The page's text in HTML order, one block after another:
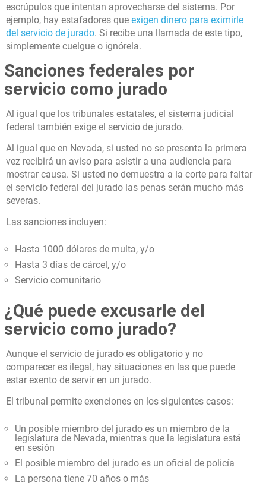
escrúpulos que intentan aprovecharse del sistema. Por
ejemplo, hay estafadores que exigen dinero para eximirle
del servicio de jurado. Si recibe una llamada de este tipo,
simplemente cuelgue o ignórela.
Sanciones federales por
servicio como jurado
Al igual que los tribunales estatales, el sistema judicial
federal también exige el servicio de jurado.
Al igual que en Nevada, si usted no se presenta la primera
vez recibirá un aviso para asistir a una audiencia para
mostrar causa. Si usted no demuestra a la corte para faltar
el servicio federal del jurado las penas serán mucho más
severas.
Las sanciones incluyen:
Hasta 1000 dólares de multa, y/o
Hasta 3 días de cárcel, y/o
Servicio comunitario
¿Qué puede excusarle del
servicio como jurado?
Aunque el servicio de jurado es obligatorio y no
comparecer es ilegal, hay situaciones en las que puede
estar exento de servir en un jurado.
El tribunal permite exenciones en los siguientes casos:
Un posible miembro del jurado es un miembro de la
legislatura de Nevada, mientras que la legislatura está
en sesión
El posible miembro del jurado es un oficial de policía
La persona tiene 70 años o más